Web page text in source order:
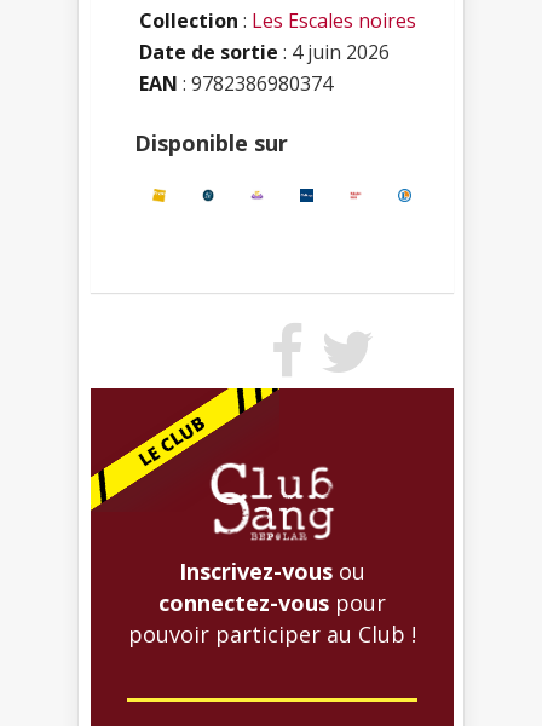
Collection : Les Escales noires
Date de sortie : 4 juin 2026
EAN : 9782386980374
Disponible sur
Inscrivez-vous ou
connectez-vous pour
pouvoir participer au Club !